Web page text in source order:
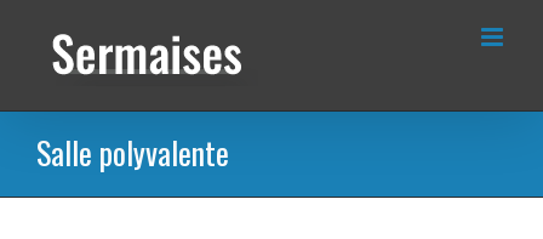
contenu
Salle polyvalente